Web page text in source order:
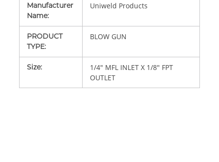
Manufacturer
Name:
Uniweld Products
PRODUCT
TYPE:
BLOW GUN
Size:
1/4" MFL INLET X 1/8" FPT
OUTLET